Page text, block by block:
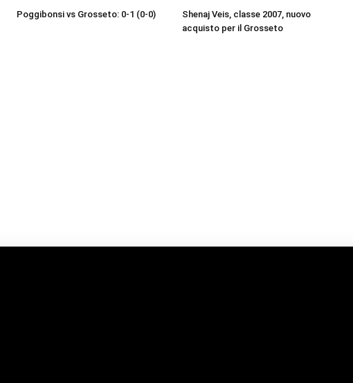
Poggibonsi vs Grosseto: 0-1 (0-0)
Shenaj Veis, classe 2007, nuovo
acquisto per il Grosseto